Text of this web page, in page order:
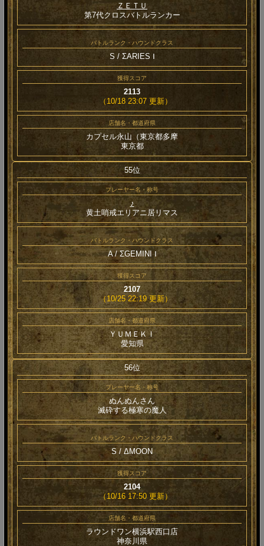
ＺＥＴＵ
第7代クロスバトルランカー
バトルランク・ハウンドクラス
S / ΣARIES Ⅰ
獲得スコア
2113
（10/18 23:07 更新）
店舗名・都道府県
カプセル永山（東京都多摩
東京都
55位
プレーヤー名・称号
♪
黄土哨戒エリアニ居リマス
バトルランク・ハウンドクラス
A / ΣGEMINI Ⅰ
獲得スコア
2107
（10/25 22:19 更新）
店舗名・都道府県
ＹＵＭＥＫＩ
愛知県
56位
プレーヤー名・称号
ぬんぬんさん
滅砕する極寒の魔人
バトルランク・ハウンドクラス
S / ΔMOON
獲得スコア
2104
（10/16 17:50 更新）
店舗名・都道府県
ラウンドワン横浜駅西口店
神奈川県